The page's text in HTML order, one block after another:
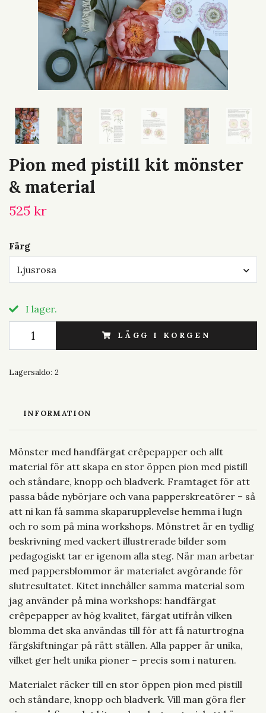
Pion med pistill kit mönster
& material
525 kr
Färg
Ljusrosa
I lager.
LÄGG I KORGEN
Lagersaldo: 2
INFORMATION
Mönster med handfärgat crêpepapper och allt
material för att skapa en stor öppen pion med pistill
och ståndare, knopp och bladverk. Framtaget för att
passa både nybörjare och vana papperskreatörer – så
att ni kan få samma skaparupplevelse hemma i lugn
och ro som på mina workshops. Mönstret är en tydlig
beskrivning med vackert illustrerade bilder som
pedagogiskt tar er igenom alla steg. När man arbetar
med pappersblommor är materialet avgörande för
slutresultatet. Kitet innehåller samma material som
jag använder på mina workshops: handfärgat
crêpepapper av hög kvalitet, färgat utifrån vilken
blomma det ska användas till för att få naturtrogna
färgskiftningar på rätt ställen. Alla papper är unika,
vilket ger helt unika pioner – precis som i naturen.
Materialet räcker till en stor öppen pion med pistill
och ståndare, knopp och bladverk. Vill man göra fler